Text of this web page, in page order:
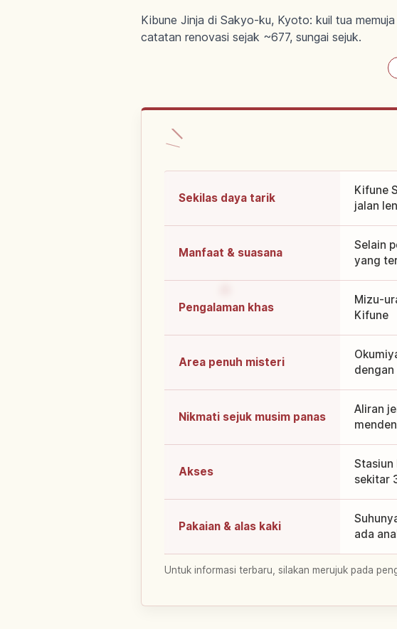
Kibune Jinja di Sakyo-ku, Kyoto: kuil tua
catatan renovasi sejak ~677, sungai sejuk.
Sekilas daya tarik
Kifune
jalan
Manfaat & suasana
Selain
yang
Pengalaman khas
Mizu-
Kifune
Area penuh misteri
dengan
Nikmati sejuk musim panas
Aliran
Akses
Stasiun
sekitar
Pakaian & alas kaki
ada
Untuk informasi terbaru, silakan merujuk pada